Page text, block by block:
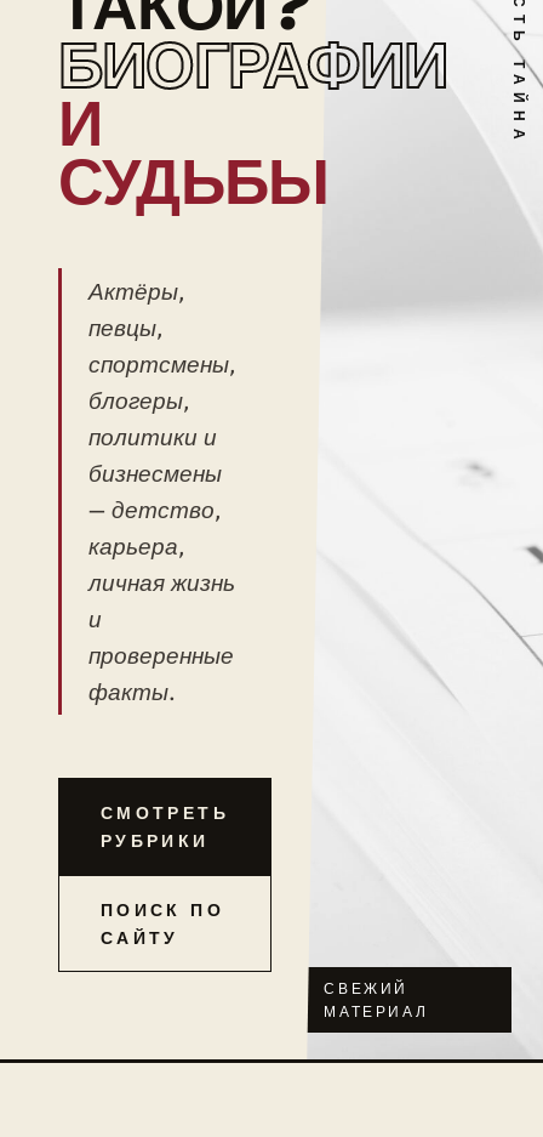
БИОГРАФИИ
И
СУДЬБЫ
Актёры,
певцы,
спортсмены,
блогеры,
политики и
бизнесмены
— детство,
карьера,
личная жизнь
и
проверенные
факты.
СМОТРЕТЬ
РУБРИКИ
ПОИСК ПО
САЙТУ
СВЕЖИЙ
МАТЕРИАЛ